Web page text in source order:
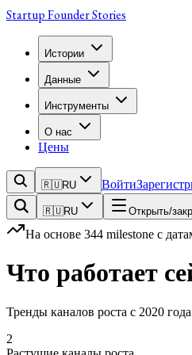
Startup Founder Stories
Истории
Данные
Инструменты
О нас
Цены
🇷🇺RU Войти
🇷🇺RU Открыть/
На основе 344 milestone с
Что работает
Тренды каналов роста с 2020
2